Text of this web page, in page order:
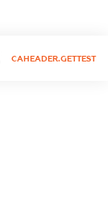
CAHEADER.GETTEST